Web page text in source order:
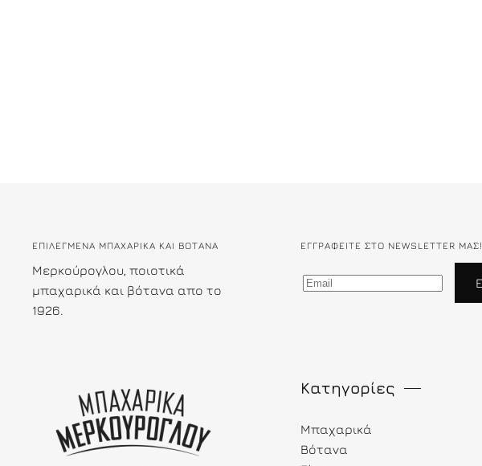
ΕΠΙΛΕΓΜΕΝΑ ΜΠΑΧΑΡΙΚΑ ΚΑΙ ΒΟΤΑΝΑ
Μερκούρογλου, ποιοτικά
μπαχαρικά και βότανα απο το
1926.
ΕΓΓΡΑΦΕΊΤΕ ΣΤΟ NEWSLETTER ΜΑΣ!
Κατηγορίες
Μπαχαρικά
Βότανα